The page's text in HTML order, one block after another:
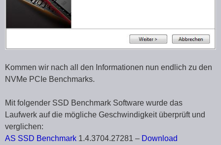
Kommen wir nach all den Informationen nun endlich zu den
NVMe PCIe Benchmarks.
Mit folgender SSD Benchmark Software wurde das
Laufwerk auf die mögliche Geschwindigkeit überprüft und
verglichen:
AS SSD Benchmark 1.4.3704.27281 – Download